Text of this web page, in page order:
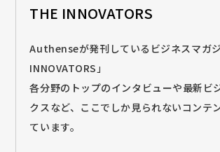
THE INNOVATORS
Authenseが発刊しているビジネスマガ
INNOVATORS」
各分野のトップのインタビューや最新ビ
クスなど、ここでしか見られないコンテ
ています。